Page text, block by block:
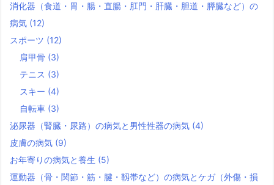
消化器（食道・胃・腸・直腸・肛門・肝臓・胆道・膵臓など）の
病気 (12)
スポーツ (12)
肩甲骨 (3)
テニス (3)
スキー (4)
自転車 (3)
泌尿器（腎臓・尿路）の病気と男性性器の病気 (4)
皮膚の病気 (9)
お年寄りの病気と養生 (5)
運動器（骨・関節・筋・腱・靱帯など）の病気とケガ（外傷・損